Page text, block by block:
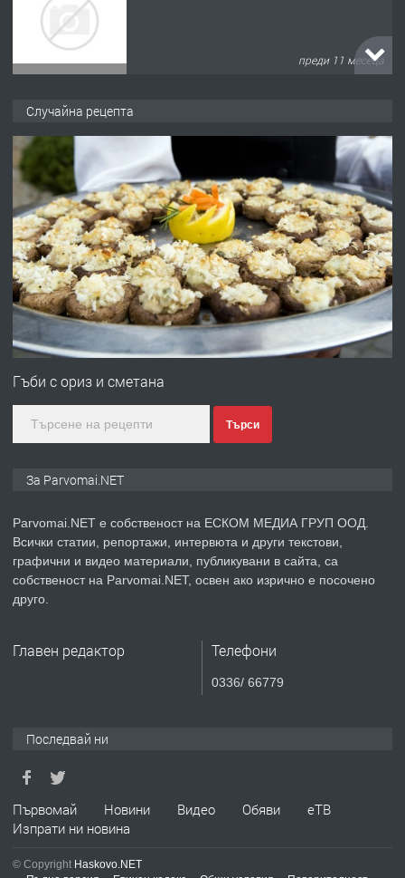
преди 11 месеца
преди 1 година
ПРЕДЛАГА Работа за общи работници
преди 1 година
ПРЕДЛАГА
Първи поход "По стъпките на Ангел
преди 1 година
ПРЕДЛАГА Уроци по Математика
ТЪРСИ
Случайна рецепта
Гъби с ориз и сметана
Търси
За Parvomai.NET
Parvomai.NET е собственост на ЕСКОМ МЕДИА ГРУП ООД.
Всички статии, репортажи, интервюта и други текстови,
графични и видео материали, публикувани в сайта, са
собственост на Parvomai.NET, освен ако изрично е посочено
друго.
Главен редактор Телефони
0336/ 66779
Последвай ни
Първомай Новини Видео Обяви
еТВ
Изпрати ни новина
© Copyright Haskovo.NET